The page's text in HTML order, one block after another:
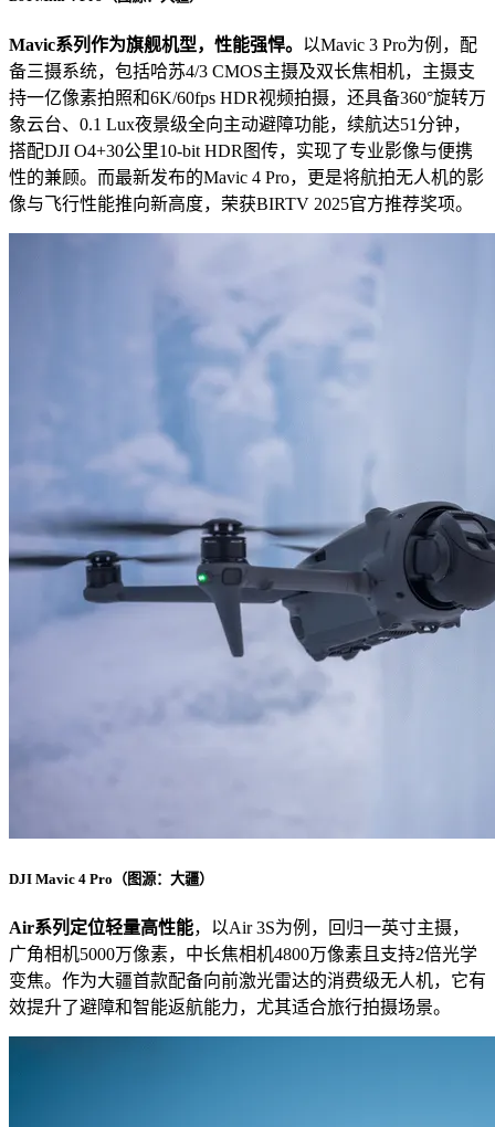
Mavic系列作为旗舰机型，性能强悍。 以Mavic 3 Pro为例，配
备三摄系统，包括哈苏4/3 CMOS主摄及双长焦相机，主摄支
持一亿像素拍照和6K/60fps HDR视频拍摄，还具备360°旋转万
象云台、0.1 Lux夜景级全向主动避障功能，续航达51分钟，
搭配DJI O4+30公里10-bit HDR图传，实现了专业影像与便携
性的兼顾。而最新发布的Mavic 4 Pro，更是将航拍无人机的影
像与飞行性能推向新高度，荣获BIRTV 2025官方推荐奖项。
DJI Mavic 4 Pro（图源：大疆）
Air系列定位轻量高性能，以Air 3S为例，回归一英寸主摄，
广角相机5000万像素，中长焦相机4800万像素且支持2倍光学
变焦。作为大疆首款配备向前激光雷达的消费级无人机，它有
效提升了避障和智能返航能力，尤其适合旅行拍摄场景。